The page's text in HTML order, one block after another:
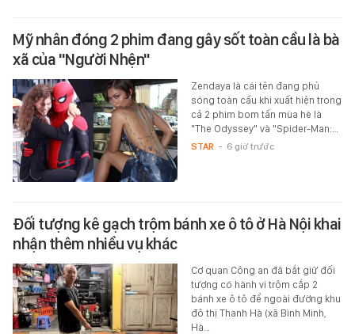
Mỹ nhân đóng 2 phim đang gây sốt toàn cầu là bà
xã của "Người Nhện"
Zendaya là cái tên đang phủ
sóng toàn cầu khi xuất hiện trong
cả 2 phim bom tấn mùa hè là
"The Odyssey" và "Spider-Man:…
STAR - 6 giờ trước
Đối tượng kê gạch trộm bánh xe ô tô ở Hà Nội khai
nhận thêm nhiều vụ khác
Cơ quan Công an đã bắt giữ đối
tượng có hành vi trộm cắp 2
bánh xe ô tô để ngoài đường khu
đô thị Thanh Hà (xã Bình Minh,
Hà…